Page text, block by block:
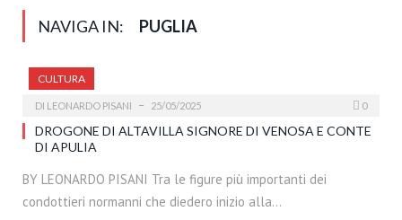
NAVIGA IN: PUGLIA
CULTURA
DI LEONARDO PISANI 25/05/2025 0
DROGONE DI ALTAVILLA SIGNORE DI VENOSA E CONTE
DI APULIA
BY LEONARDO PISANI Tra le figure più importanti dei
condottieri normanni che diedero inizio alla…